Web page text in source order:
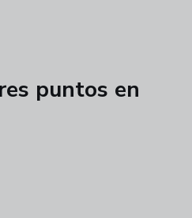
puntos en